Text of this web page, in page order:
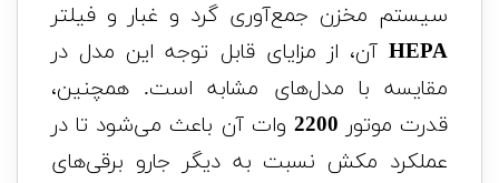
سیستم مخزن جمع‌آوری گرد و غبار و فیلتر
HEPA آن، از مزایای قابل توجه این مدل در
مقایسه با مدل‌های مشابه است. همچنین،
قدرت موتور 2200 وات آن باعث می‌شود تا در
عملکرد مکش نسبت به دیگر جارو برقی‌های